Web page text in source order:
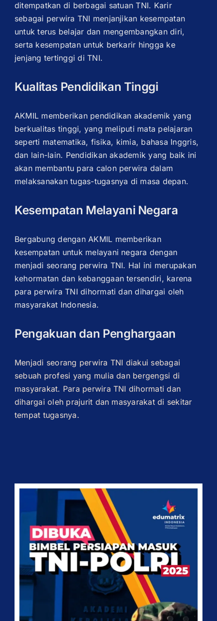
REGISTRATION
CONTACT US
ditempatkan di berbagai satuan TNI. Karir
sebagai perwira TNI menjanjikan kesempatan
untuk terus belajar dan mengembangkan diri,
serta kesempatan untuk berkarir hingga ke
jenjang tertinggi di TNI.
Kualitas Pendidikan Tinggi
AKMIL memberikan pendidikan akademik yang
berkualitas tinggi, yang meliputi mata pelajaran
seperti matematika, fisika, kimia, bahasa Inggris,
dan lain-lain. Pendidikan akademik yang baik ini
akan membantu para calon perwira dalam
melaksanakan tugas-tugasnya di masa depan.
Kesempatan Melayani Negara
Bergabung dengan AKMIL memberikan
kesempatan untuk melayani negara dengan
menjadi seorang perwira TNI. Hal ini merupakan
kehormatan dan kebanggaan tersendiri, karena
para perwira TNI dihormati dan dihargai oleh
masyarakat Indonesia.
Pengakuan dan Penghargaan
Menjadi seorang perwira TNI diakui sebagai
sebuah profesi yang mulia dan bergengsi di
masyarakat. Para perwira TNI dihormati dan
dihargai oleh prajurit dan masyarakat di sekitar
tempat tugasnya.